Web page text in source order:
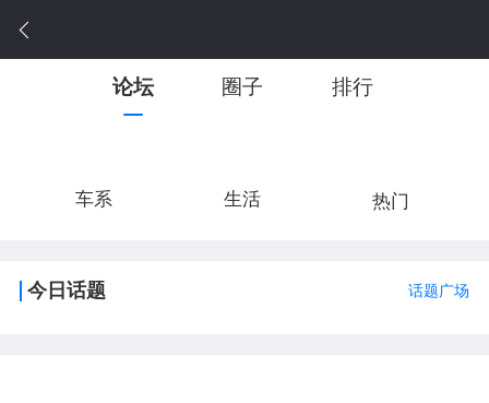
论坛 圈子 排行
车系 生活 热门
今日话题 话题广场